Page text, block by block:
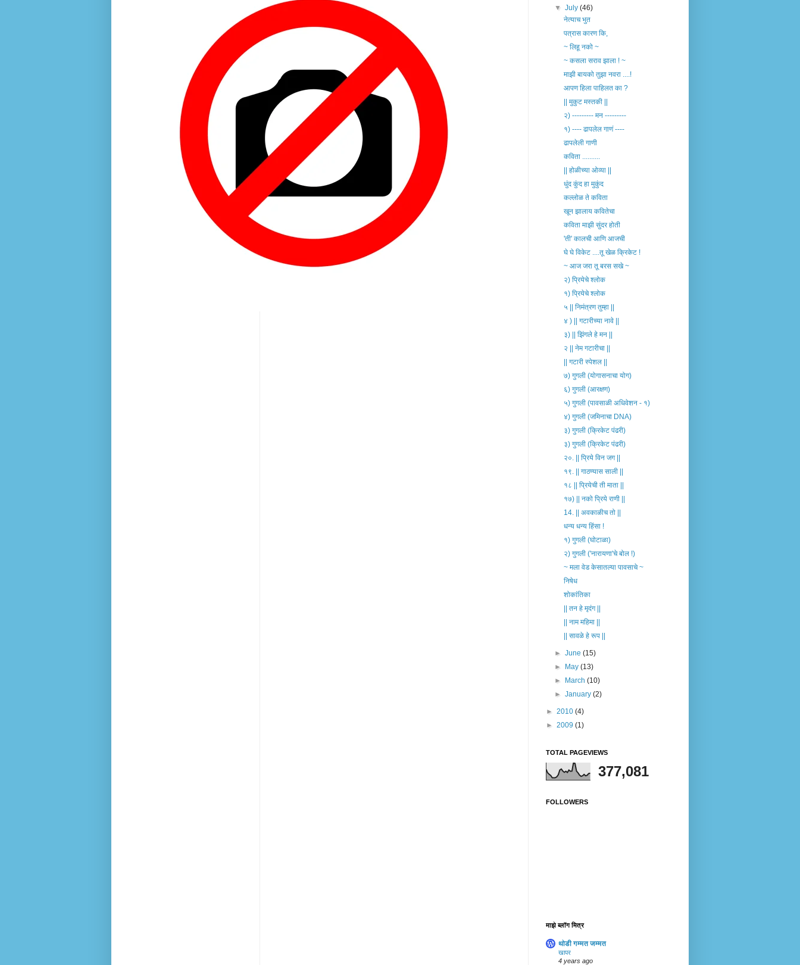
▼July(46)
नेत्याच भुत
पत्रास कारण कि,
~ लिहू नको ~
~ कसला सराव झाला ! ~
माझी बायको तुझा नवरा ....!
आपण हिला पाहिलत का ?
|| मुकुट मस्तकी ||
२) --------- मन ---------
१) ---- ढापलेल गाणं ----
ढापलेली गाणी
कविता ..........
|| होळीच्या ओव्या ||
धुंद कुंद हा मुकुंद
कल्लोळ ते कविता
खून झालाय कवितेचा
कविता माझी सुंदर होती
'ती' कालची आणि आजची
घे घे विकेट ....तू खेळ क्रिकेट !
~ आज जरा तू बरस सखे ~
२) प्रियेचे श्लोक
१) प्रियेचे श्लोक
५ || निमंत्रण तुम्हा ||
४ ) || गटारीच्या नावे ||
३) || झिंगले हे मन ||
२ || नेम गटारीचा ||
|| गटारी स्पेशल ||
७) गुगली (योगासनाचा योग)
६) गुगली (आरक्षण)
५) गुगली (पावसाळी अधिवेशन - १)
४) गुगली (जमिनाचा DNA)
३) गुगली (क्रिकेट पंढरी)
३) गुगली (क्रिकेट पंढरी)
२०. || प्रिये विन जग ||
१९. || गाठण्यास साली ||
१८ || प्रियेची ती माता ||
१७) || नको प्रिये राणी ||
14. || अवकाळीच तो ||
धन्य धन्य हिंसा !
१) गुगली (घोटाळा)
२) गुगली ('नारायणा'चे बोल !)
~ मला वेड केसातल्या पावसाचे ~
निषेध
शोकांतिका
|| तन हे मृदंग ||
|| नाम महिमा ||
|| सावळे हे रूप ||
►June(15)
►
May(13)
►
March(10)
►January(2)
► 2010 (4)
► 2009 (1)
TOTAL PAGEVIEWS
377,081
FOLLOWERS
माझे ब्लॉग मित्र
थोडी गम्मत जम्मत
खापर
4 years ago